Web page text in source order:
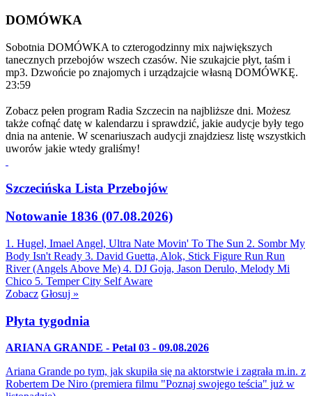
DOMÓWKA
Sobotnia DOMÓWKA to czterogodzinny mix największych
tanecznych przebojów wszech czasów. Nie szukajcie płyt, taśm i
mp3. Dzwońcie po znajomych i urządzajcie własną DOMÓWKĘ.
23:59
Zobacz pełen program Radia Szczecin na najbliższe dni. Możesz
także cofnąć datę w kalendarzu i sprawdzić, jakie audycje były tego
dnia na antenie. W scenariuszach audycji znajdziesz listę wszystkich
uworów jakie wtedy graliśmy!
Szczecińska Lista Przebojów
Notowanie 1836 (07.08.2026)
1. Hugel, Imael Angel, Ultra Nate Movin' To The Sun 2. Sombr My
Body Isn't Ready 3. David Guetta, Alok, Stick Figure Run Run
River (Angels Above Me) 4. DJ Goja, Jason Derulo, Melody Mi
Chico 5. Temper City Self Aware
Zobacz Głosuj »
Płyta tygodnia
ARIANA GRANDE - Petal 03 - 09.08.2026
Ariana Grande po tym, jak skupiła się na aktorstwie i zagrała m.in. z
Robertem De Niro (premiera filmu "Poznaj swojego teścia" już w